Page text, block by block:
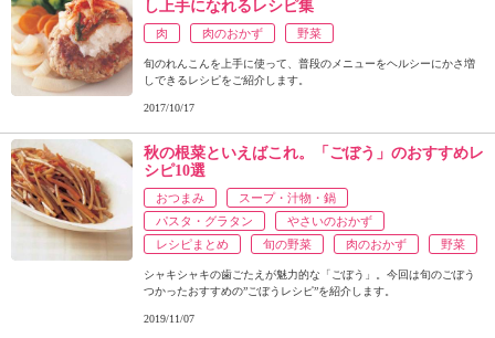
し上手になれるレシピ集
肉 肉のおかず 野菜
旬のれんこんを上手に使って、普段のメニューをヘルシーにかさ増
しできるレシピをご紹介します。
2017/10/17
秋の根菜といえばこれ。「ごぼう」のおすすめレ
シピ10選
おつまみ
スープ・汁物・鍋
パスタ・グラタン
やさいのおかず
レシピまとめ
旬の野菜 肉のおかず 野菜
シャキシャキの歯ごたえが魅力的な「ごぼう」。今回は旬のごぼう
つかったおすすめの”ごぼうレシピ”を紹介します。
2019/11/07